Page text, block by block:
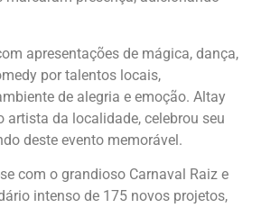
apresentações de mágica, dança,
por talentos locais,
de alegria e emoção. Altay
artista da localidade, celebrou seu
deste evento memorável.
com o grandioso Carnaval Raiz e
intenso de 175 novos projetos,